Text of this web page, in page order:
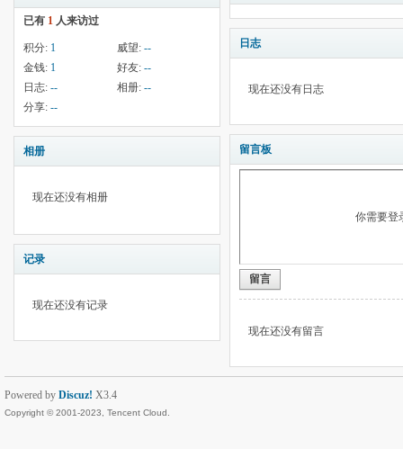
已有 1 人来访过
积分: 1 威望: --
金钱: 1 好友: --
日志: -- 相册: --
分享: --
相册
现在还没有相册
记录
现在还没有记录
日志
现在还没有日志
留言板
你需要登
留言
现在还没有留言
Powered by Discuz! X3.4
Copyright © 2001-2023, Tencent Cloud.